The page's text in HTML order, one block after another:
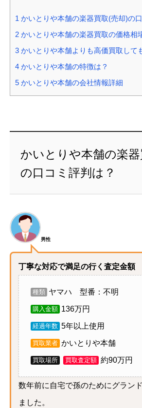
1 かいとりや本舗の楽器買取(売却)の
2 かいとりや本舗の楽器買取の価格相
3 かいとりや本舗よりも高価買取して
4 かいとりや本舗の特徴は？
5 かいとりや本舗の会社情報詳細
かいとりや本舗の楽
の口コミ評判は？
男性
丁寧な対応で満足の行く査定金額
種類 ヤマハ 型番：不明
購入金額 136万円
経過年数 5年以上使用
買取業者 かいとりや本舗
買取場所 買取査定額 約90万円
数年前に自宅で孫のためにグラン
ました。